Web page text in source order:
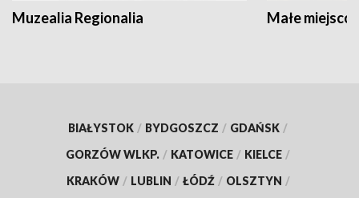
Muzealia Regionalia Małe
BIAŁYSTOK / BYDGOSZCZ / GDAŃSK /
GORZÓW WLKP. / KATOWICE / KIELCE /
KRAKÓW / LUBLIN / ŁÓDŹ / OLSZTYN /